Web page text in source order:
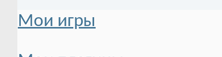
Мои игры